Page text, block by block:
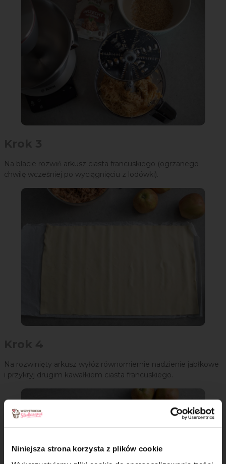
Niniejsza strona korzysta z plików cookie
Na blacie rozwiń arkusz ciasta francuskiego (ogrzanego
chwilę wcześniej po wyciągnięciu z lodówki).
Na rozwinięty arkusz wyłóż równomiernie nadzienie jabłkowe
i przykryj drugim kawałkiem ciasta francuskiego.